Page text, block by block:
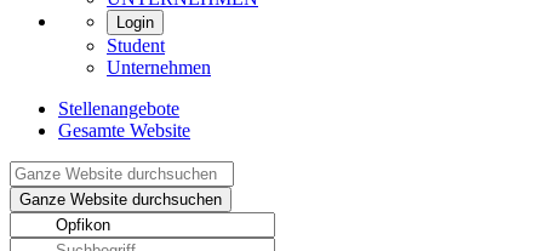
Login
Student
Unternehmen
Stellenangebote
Gesamte Website